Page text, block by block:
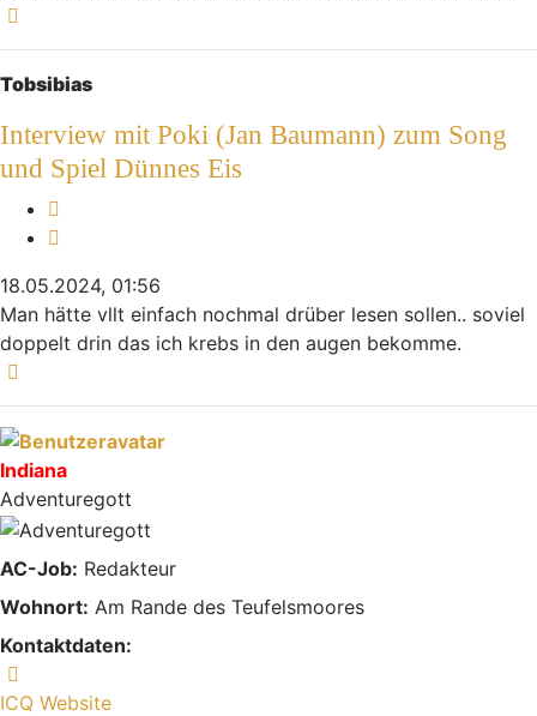
Tobsibias
Interview mit Poki (Jan Baumann) zum Song
und Spiel Dünnes Eis
18.05.2024, 01:56
Man hätte vllt einfach nochmal drüber lesen sollen.. soviel
doppelt drin das ich krebs in den augen bekomme.
Indiana
Adventuregott
AC-Job: Redakteur
Wohnort: Am Rande des Teufelsmoores
Kontaktdaten:
ICQ Website